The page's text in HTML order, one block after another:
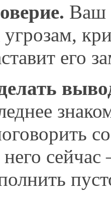
Ваш
угрозам,
его